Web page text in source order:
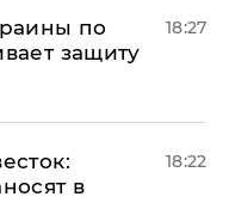
по
защиту
18:27
в
18:22